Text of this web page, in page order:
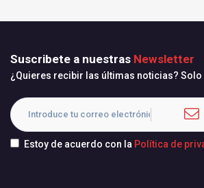
Suscribete a nuestras Newsletter
¿Quieres recibir las últimas noticias?
Estoy de acuerdo con la Política de